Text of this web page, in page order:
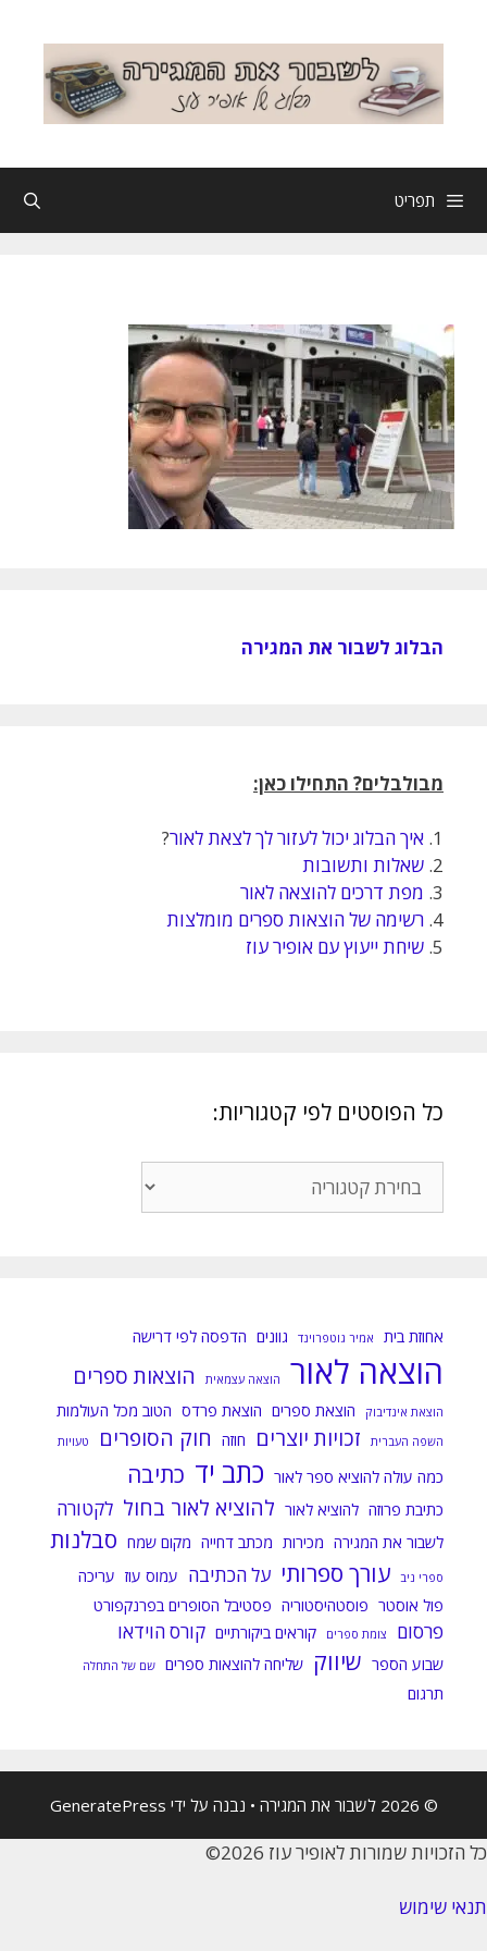
תפריט
הבלוג לשבור את המגירה
מבולבלים? התחילו כאן:
1. איך הבלוג יכול לעזור לך לצאת לאור?
2. שאלות ותשובות
3. מפת דרכים להוצאה לאור
4. רשימה של הוצאות ספרים מומלצות
5. שיחת ייעוץ עם אופיר עוז
כל הפוסטים לפי קטגוריות:
הפוסטים
אחוזת בית אמיר גוטפרוינד גוונים הדפסה לפי דרישה
הוצאה לאור הוצאה עצמאית הוצאות ספרים
הוצאת אינדיבוק הוצאת ספרים הוצאת פרדס הטוב מכל העולמות
השפה העברית זכויות יוצרים חוזה חוק הסופרים טעויות
כמה עולה להוציא ספר לאור כתב יד כתיבה
כתיבת פרוזה להוציא לאור להוציא לאור בחול לקטורה
לשבור את המגירה מכירות מכתב דחייה מקום שמח סבלנות
ספרי ניב עורך ספרותי על הכתיבה עמוס עוז עריכה
פול אוסטר פוסטהיסטוריה פסטיבל הסופרים בפרנקפורט
פרסום צומת ספרים קוראים ביקורתיים קורס הוידאו
שבוע הספר שיווק שליחה להוצאות ספרים שם של התחלה
תרגום
© 2026 לשבור את המגירה • נבנה על ידי GeneratePress
כל הזכויות שמורות לאופיר עוז 2026©
תנאי שימוש